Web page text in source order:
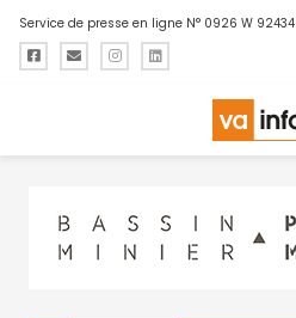
Service de presse en ligne N° 0926 W 92434